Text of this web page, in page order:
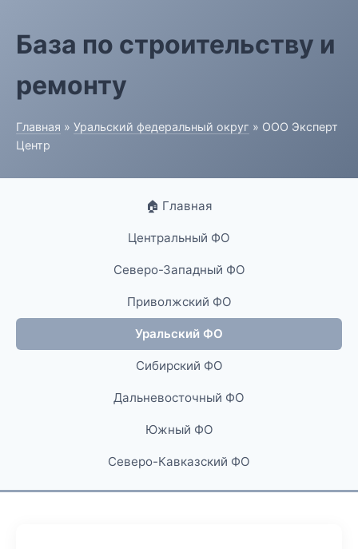
База по строительству и
ремонту
Главная » Уральский федеральный округ » ООО Эксперт
Центр
🏠 Главная
Центральный ФО
Северо-Западный ФО
Приволжский ФО
Уральский ФО
Сибирский ФО
Дальневосточный ФО
Южный ФО
Северо-Кавказский ФО